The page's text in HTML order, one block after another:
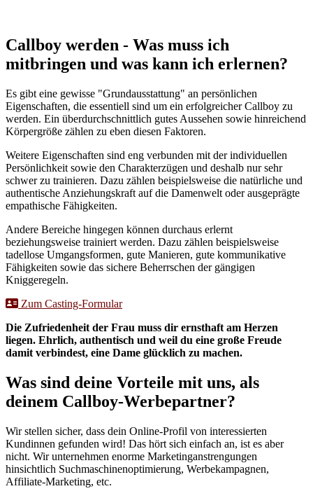
Callboy werden - Was muss ich
mitbringen und was kann ich erlernen?
Es gibt eine gewisse "Grundausstattung" an persönlichen
Eigenschaften, die essentiell sind um ein erfolgreicher Callboy zu
werden. Ein überdurchschnittlich gutes Aussehen sowie hinreichend
Körpergröße zählen zu eben diesen Faktoren.
Weitere Eigenschaften sind eng verbunden mit der individuellen
Persönlichkeit sowie den Charakterzügen und deshalb nur sehr
schwer zu trainieren. Dazu zählen beispielsweise die natürliche und
authentische Anziehungskraft auf die Damenwelt oder ausgeprägte
empathische Fähigkeiten.
Andere Bereiche hingegen können durchaus erlernt
beziehungsweise trainiert werden. Dazu zählen beispielsweise
tadellose Umgangsformen, gute Manieren, gute kommunikative
Fähigkeiten sowie das sichere Beherrschen der gängigen
Kniggeregeln.
Zum Casting-Formular
Die Zufriedenheit der Frau muss dir ernsthaft am Herzen
liegen. Ehrlich, authentisch und weil du eine große Freude
damit verbindest, eine Dame glücklich zu machen.
Was sind deine Vorteile mit uns, als
deinem Callboy-Werbepartner?
Wir stellen sicher, dass dein Online-Profil von interessierten
Kundinnen gefunden wird! Das hört sich einfach an, ist es aber
nicht. Wir unternehmen enorme Marketinganstrengungen
hinsichtlich Suchmaschinenoptimierung, Werbekampagnen,
Affiliate-Marketing, etc.